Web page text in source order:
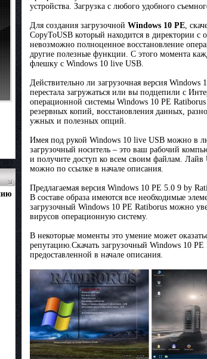
устройства. Загрузка с любого удобного
Для создания загрузочной Windows 10 PE,
CopyToUSB который находится в директории с
невозможно полноценное восстановление
другие полезные функции. С этого момента
флешку с Windows 10 live USB.
Действительно ли загрузочная версия
перестала загружаться или вы подцепили с
операционной системы Windows 10 PE
резервных копий, восстановления данных,
ужных и полезных опций.
Имея под рукой Windows 10 live USB можно в
загрузочный носитель – это ваш рабочий
и получите доступ ко всем своим файлам. Лайв
можно по ссылке в начале описания.
Предлагаемая версия Windows 10 PE 5.0 9 by
В составе образа имеются все необходимые
загрузочный Windows 10 PE Ratiborus можно
вирусов операционную систему.
В некоторые моменты это умение может
репутацию.Скачать загрузочный Windows 10
предоставленной в начале описания.